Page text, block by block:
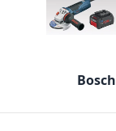
Bosch